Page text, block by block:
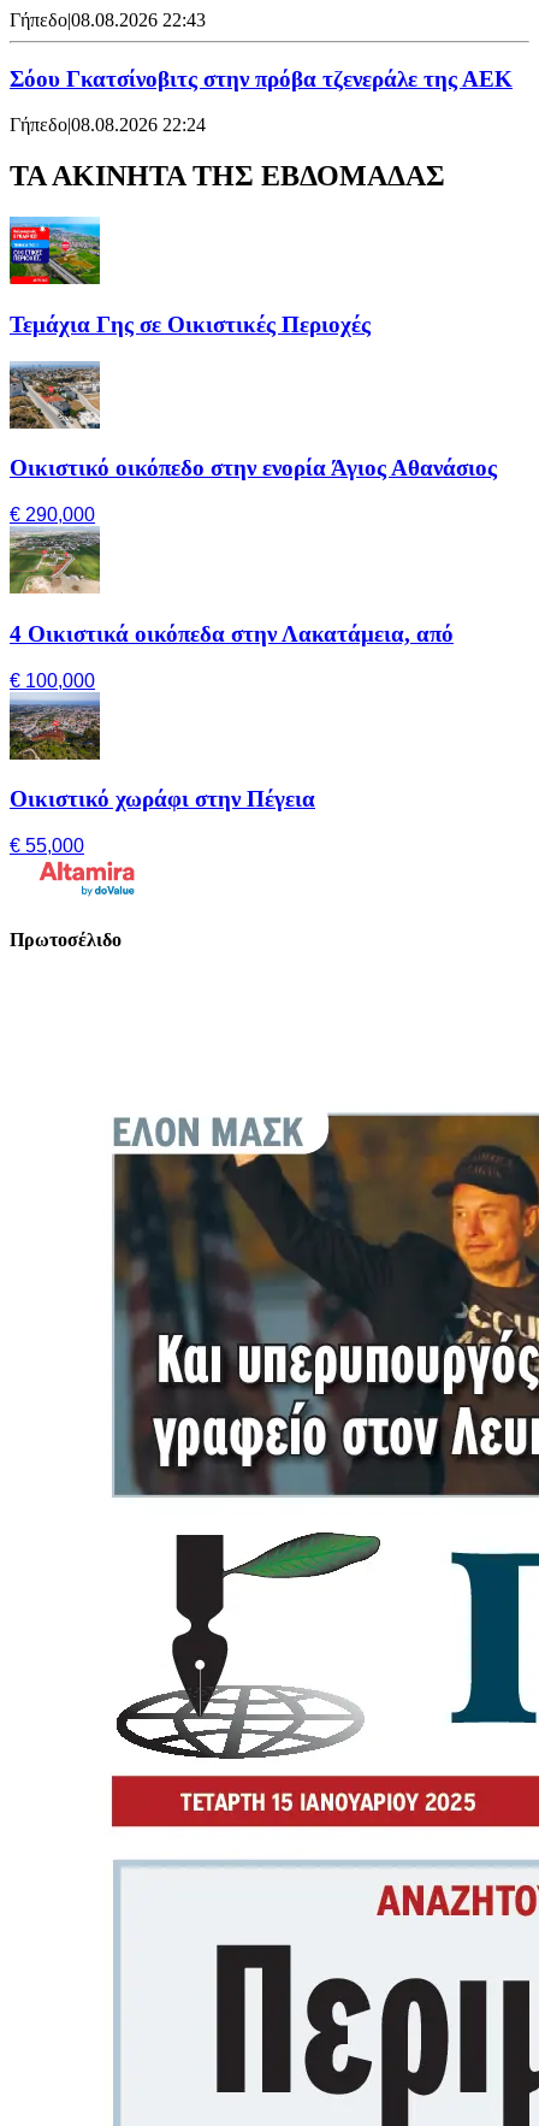
Γήπεδο|08.08.2026 22:43
Σόου Γκατσίνοβιτς στην πρόβα τζενεράλε της ΑΕΚ
Γήπεδο|08.08.2026 22:24
ΤΑ ΑΚΙΝΗΤΑ ΤΗΣ ΕΒΔΟΜΑΔΑΣ
Τεμάχια Γης σε Οικιστικές Περιοχές
Οικιστικό οικόπεδο στην ενορία Άγιος Αθανάσιος
€ 290,000
4 Οικιστικά οικόπεδα στην Λακατάμεια, από
€ 100,000
Οικιστικό χωράφι στην Πέγεια
€ 55,000
Πρωτοσέλιδο